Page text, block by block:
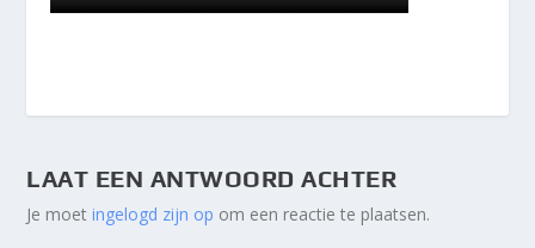
LAAT EEN ANTWOORD ACHTER
Je moetingelogd zijn op om een reactie te plaatsen.